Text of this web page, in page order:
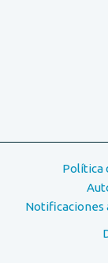
Política
Notificaciones